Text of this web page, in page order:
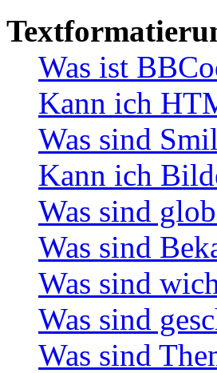
Was ist
Kann ich
Was sind
Kann ich
Was sind
Was sind
Was sind
Was sind
Was sind